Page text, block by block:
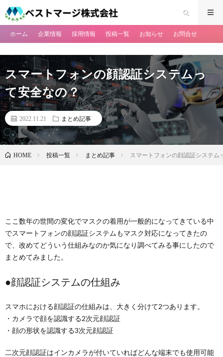
ホーム 企業情報 採用情報 投稿一覧 お知らせ お問合せ
スマートフォンの顔認証システムっ
て安全なの？
2022.11.21 まとめ記事
HOME 投稿一覧 まとめ記事 スマートフォンの顔認証システム
ここ数年の世間の変化でマスクの着用が一般的になってきている中
でスマートフォンの顔認証システムもマスク対応になってきたの
で、改めてどういう仕組みなのか気になり調べてみる事にしたので
まとめてみました。
●顔認証システムの仕組み
スマホにおける顔認証の仕組みは、大きく分けて2つあります。
・カメラで顔を認識する2次元顔認証
・顔の形状を認識する3次元顔認証
二次元顔認証はインカメラが付いていればどんな端末でも使用可能